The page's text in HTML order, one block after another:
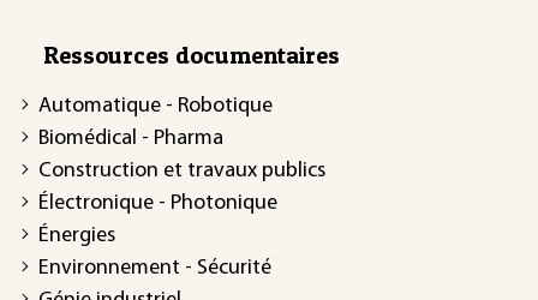
Ressources documentaires
Automatique - Robotique
Biomédical - Pharma
Construction et travaux publics
Électronique - Photonique
Énergies
Environnement - Sécurité